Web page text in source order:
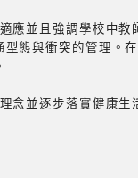
應並且強調學校中教
態與衝突的管理。
念並逐步落實健康生